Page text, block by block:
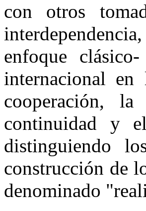
con otros
enfoque
internacional
cooperación,
continuidad y
distinguiendo
construcción de
denominado